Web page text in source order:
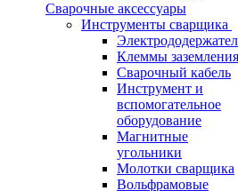
Сварочные аксессуары
Инструменты сварщика
Клеммы заземления
Сварочный кабель
Инструмент и
вспомогательное
оборудование
Магнитные
угольники
Молотки сварщика
Вольфрамовые